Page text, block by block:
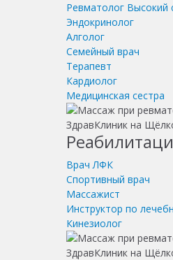
Ревматолог Высокий
Эндокринолог
Алголог
Семейный врач
Терапевт
Кардиолог
Медицинская сестра
Врач ЛФК
Спортивный врач
Массажист
Инструктор по
Кинезиолог